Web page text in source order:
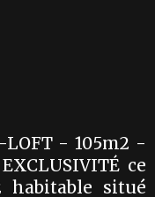
LOFT - 105m2 -
ce
habitable situé